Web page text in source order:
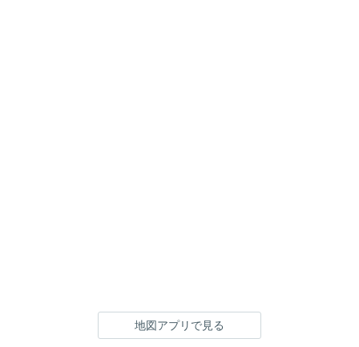
地図アプリで見る